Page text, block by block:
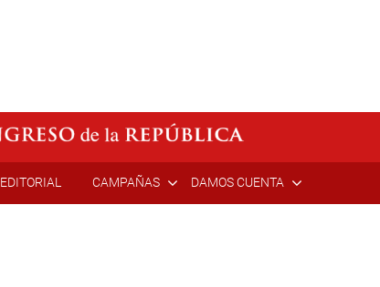
EDITORIAL CAMPAÑAS DAMOS CUENTA